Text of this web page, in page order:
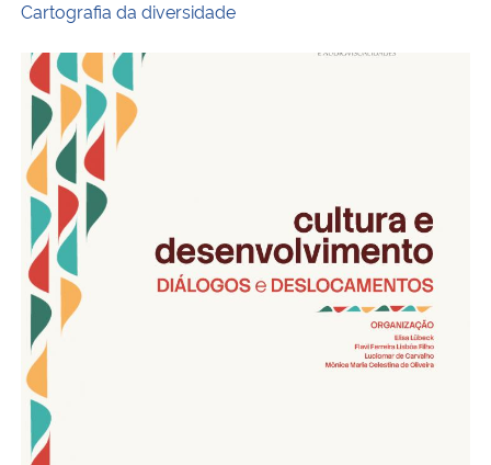
Cartografia da diversidade
Capa